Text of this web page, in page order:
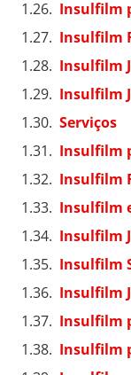
Insulfilm
Insulfilm
Insulfilm
Insulfilm
Serviços
Insulfilm
Insulfilm
Insulfilm
Insulfilm
Insulfilm
Insulfilm
Insulfilm
Insulfilm